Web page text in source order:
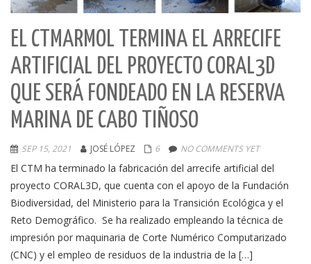
EL CTMARMOL TERMINA EL ARRECIFE
ARTIFICIAL DEL PROYECTO CORAL3D
QUE SERÁ FONDEADO EN LA RESERVA
MARINA DE CABO TIÑOSO
SEP 15, 2021 JOSÉ LÓPEZ 6 NO COMMENTS YET
El CTM ha terminado la fabricación del arrecife artificial del
proyecto CORAL3D, que cuenta con el apoyo de la Fundación
Biodiversidad, del Ministerio para la Transición Ecológica y el
Reto Demográfico. Se ha realizado empleando la técnica de
impresión por maquinaria de Corte Numérico Computarizado
(CNC) y el empleo de residuos de la industria de la […]